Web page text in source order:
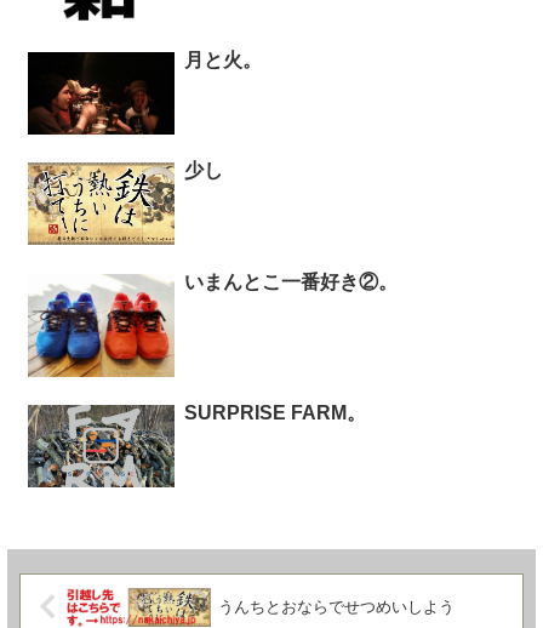
月と火。
少し
いまんとこ一番好き②。
SURPRISE FARM。
うんちとおならでせつめいしよう